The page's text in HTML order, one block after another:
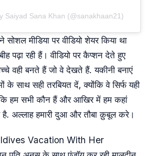
Saiyad Sana Khan (@sanakhaan21)
मीडिया पर वीडियो शेयर किया था
पढ़ा रही हैं। वीडियो पर कैप्शन देते हुए
वही बनते हैं जो वे देखते हैं. यकीनी बनाएं
साथ सही तरबियत दें, क्योंकि वे सिर्फ यही
हम सभी कौन हैं और आखिर में हम कहां
अल्लाह हमारी दुआ और तौबा क़ुबूल करे।